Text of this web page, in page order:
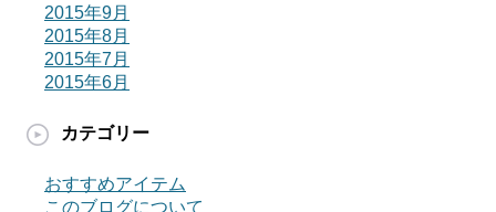
2015年9月
2015年8月
2015年7月
2015年6月
カテゴリー
おすすめアイテム
このブログについて